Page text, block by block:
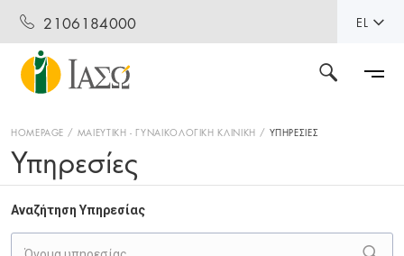
2106184000 EL
HOMEPAGE ΜΑΙΕΥΤΙΚΗ - ΓΥΝΑΙΚΟΛΟΓΙΚΗ ΚΛΙΝΙΚΗ ΥΠΗΡΕΣΙΕΣ
Υπηρεσίες
Αναζήτηση Υπηρεσίας